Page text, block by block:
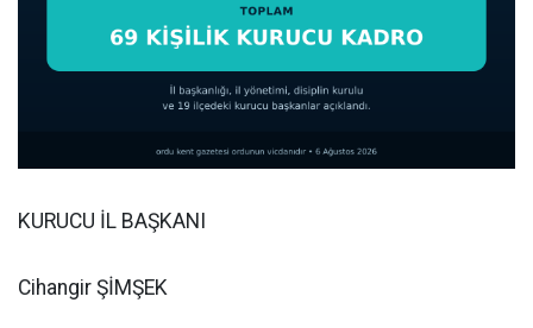
KURUCU İL BAŞKANI
Cihangir ŞİMŞEK